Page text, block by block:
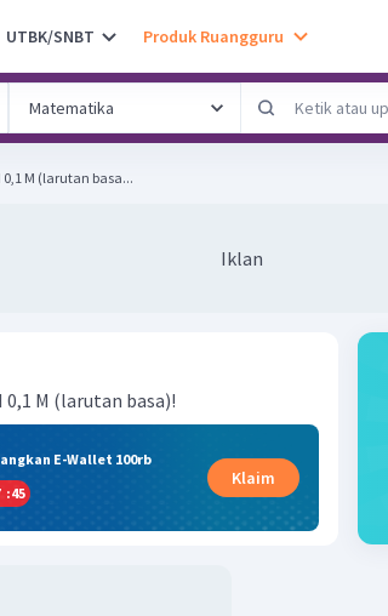
UTBK/SNBT Produk Ruangguru
M (larutan basa...
Iklan
M (larutan basa)!
E-Wallet 100rb
:44
Klaim